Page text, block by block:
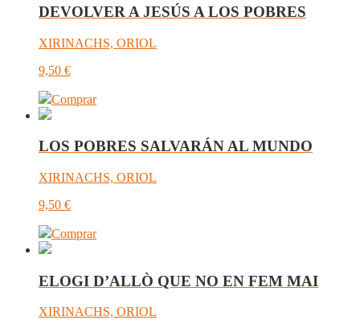
DEVOLVER A JESÚS A LOS POBRES
XIRINACHS, ORIOL
9,50 €
Comprar
LOS POBRES SALVARÁN AL MUNDO
XIRINACHS, ORIOL
9,50 €
Comprar
ELOGI D’ALLÒ QUE NO EN FEM MAI
XIRINACHS, ORIOL